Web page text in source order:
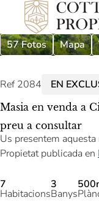
57 Fotos Mapa
Ref 2084 EN
Masia en venda a
preu a consultar
Us presentem
Propietat publicada en
7
Habitacions
3
Banys